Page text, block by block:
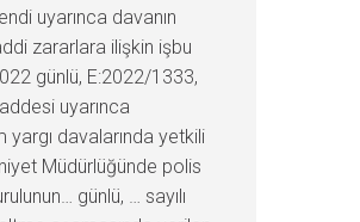
uyarınca davanın
zararlara ilişkin işbu
günlü, E:2022/1333,
uyarınca
yargı davalarında yetkili
Müdürlüğünde polis
günlü, … sayılı